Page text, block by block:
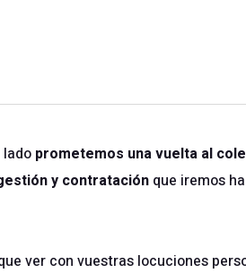
lado prometemos una vuelta al
y contratación que iremos
ver con vuestras locuciones